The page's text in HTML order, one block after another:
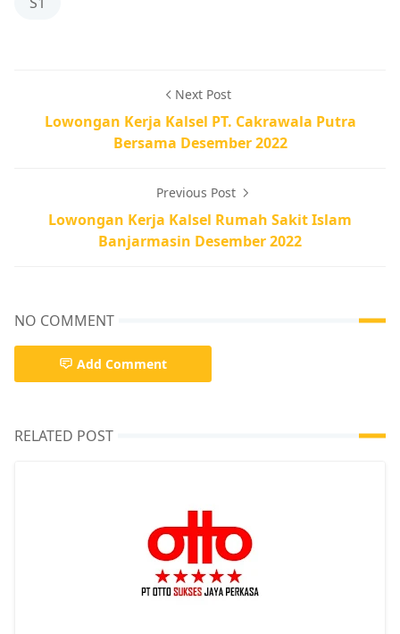
Next Post
Lowongan Kerja Kalsel PT. Cakrawala Putra
Bersama Desember 2022
Previous Post
Lowongan Kerja Kalsel Rumah Sakit Islam
Banjarmasin Desember 2022
NO COMMENT
Add Comment
RELATED POST